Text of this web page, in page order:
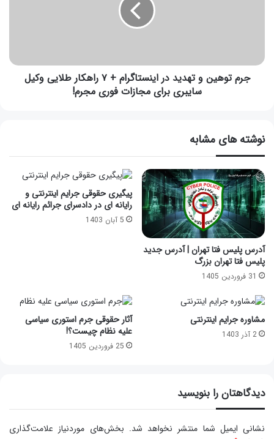
جرم توهین و تهدید در اینستاگرام + ۷ راهکار طلایی وکیل
سایبری برای مجازات فوری مجرم!
نوشته های مشابه
آدرس پلیس فتا تهران | آدرس جدید
پلیس فتا تهران بزرگ
31 فروردین 1405
پیگیری حقوقی جرایم اینترنتی و
رایانه ای در دادسرای جرائم رایانه ای
5 آبان 1403
مشاوره جرایم اینترنتی
2 آذر 1403
آثار حقوقی جرم استوری سیاسی
علیه نظام چیست؟!
25 فروردین 1405
دیدگاهتان را بنویسید
نشانی ایمیل شما منتشر نخواهد شد. بخش‌های موردنیاز علامت‌گذاری